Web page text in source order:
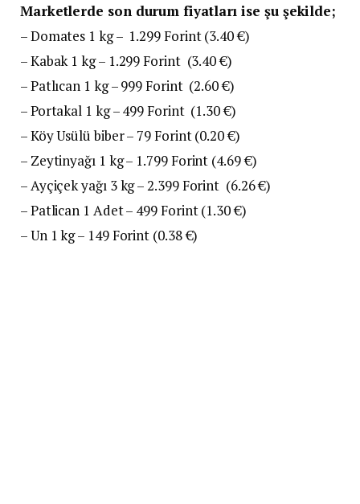
Marketlerde son durum fiyatları ise şu şekilde;
– Domates 1 kg – 1.299 Forint (3.40 €)
– Kabak 1 kg – 1.299 Forint (3.40 €)
– Patlıcan 1 kg – 999 Forint (2.60 €)
– Portakal 1 kg – 499 Forint (1.30 €)
– Köy Usülü biber – 79 Forint (0.20 €)
– Zeytinyağı 1 kg – 1.799 Forint (4.69 €)
– Ayçiçek yağı 3 kg – 2.399 Forint (6.26 €)
– Patlican 1 Adet – 499 Forint (1.30 €)
– Un 1 kg – 149 Forint (0.38 €)